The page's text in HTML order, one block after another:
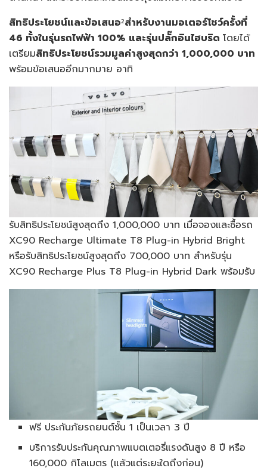
สิทธิประโยชน์และข้อเสนอ2สำหรับงานมอเตอร์โชว์ครั้งที่
46 ทั้งในรุ่นรถไฟฟ้า 100% และรุ่นปลั๊กอินไฮบริด โดยได้
เตรียมสิทธิประโยชน์รวมมูลค่าสูงสุดกว่า 1,000,000 บาท
พร้อมข้อเสนออีกมากมาย อาทิ
รับสิทธิประโยชน์สูงสุดถึง 1,000,000 บาท เมื่อจองและซื้อรถ
XC90 Recharge Ultimate T8 Plug-in Hybrid Bright
หรือรับสิทธิประโยชน์สูงสุดถึง 700,000 บาท สำหรับรุ่น
XC90 Recharge Plus T8 Plug-in Hybrid Dark พร้อมรับ
ฟรี ประกันภัยรถยนต์ชั้น 1 เป็นเวลา 3 ปี
บริการรับประกันคุณภาพแบตเตอรี่แรงดันสูง 8 ปี หรือ
160,000 กิโลเมตร (แล้วแต่ระยะใดถึงก่อน)